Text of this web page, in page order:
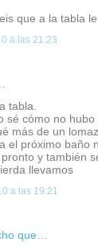
que a la tabla
a las 21:23
tabla.
sé cómo no hubo
más de un
el próximo baño
y también
llevamos
a las 19:21
que…